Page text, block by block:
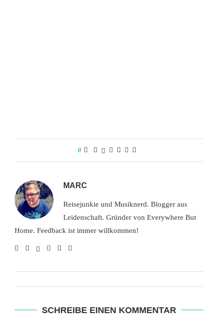
0
MARC
Reisejunkie und Musiknerd. Blogger aus
Leidenschaft. Gründer von Everywhere But
Home. Feedback ist immer willkommen!
SCHREIBE EINEN KOMMENTAR